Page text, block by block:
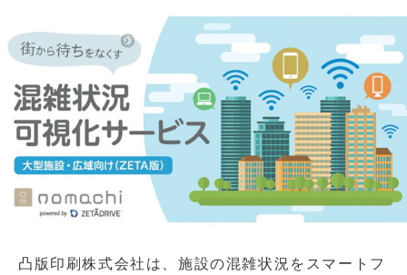
凸版印刷株式会社は、施設の混雑状況をスマートフ